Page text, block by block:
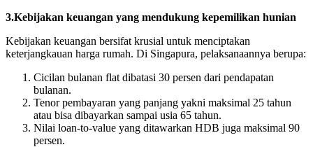
3.Kebijakan keuangan yang mendukung kepemilikan hunian
Kebijakan keuangan bersifat krusial untuk menciptakan
keterjangkauan harga rumah. Di Singapura, pelaksanaannya berupa:
Cicilan bulanan flat dibatasi 30 persen dari pendapatan
bulanan.
Tenor pembayaran yang panjang yakni maksimal 25 tahun
atau bisa dibayarkan sampai usia 65 tahun.
Nilai loan-to-value yang ditawarkan HDB juga maksimal 90
persen.